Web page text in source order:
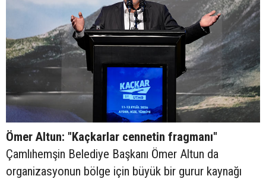
Ömer Altun: "Kaçkarlar cennetin fragmanı"
Çamlıhemşin Belediye Başkanı Ömer Altun da
organizasyonun bölge için büyük bir gurur kaynağı